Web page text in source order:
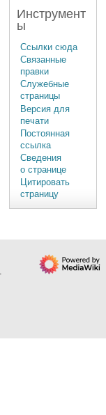
Инструмент
ы
Ссылки сюда
Связанные
правки
Служебные
страницы
Версия для
печати
Постоянная
ссылка
Сведения
о странице
Цитировать
страницу